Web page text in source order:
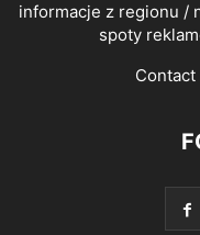
informacje z regionu /
spoty
Contact